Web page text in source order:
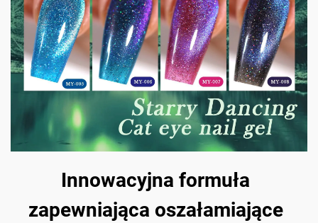
Innowacyjna formuła
zapewniająca oszałamiające